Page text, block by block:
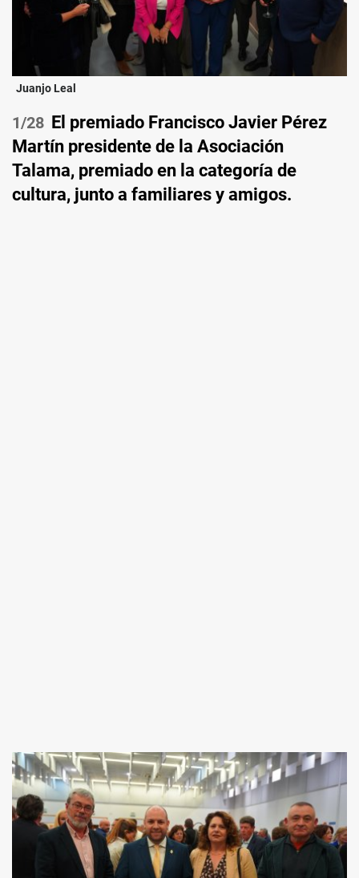
Juanjo Leal
/28 El premiado Francisco Javier Pérez
Martín presidente de la Asociación
Talama, premiado en la categoría de
cultura, junto a familiares y amigos.